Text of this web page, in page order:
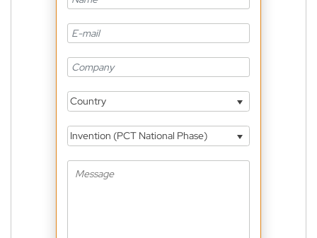
Country
Invention (PCT National Phase)